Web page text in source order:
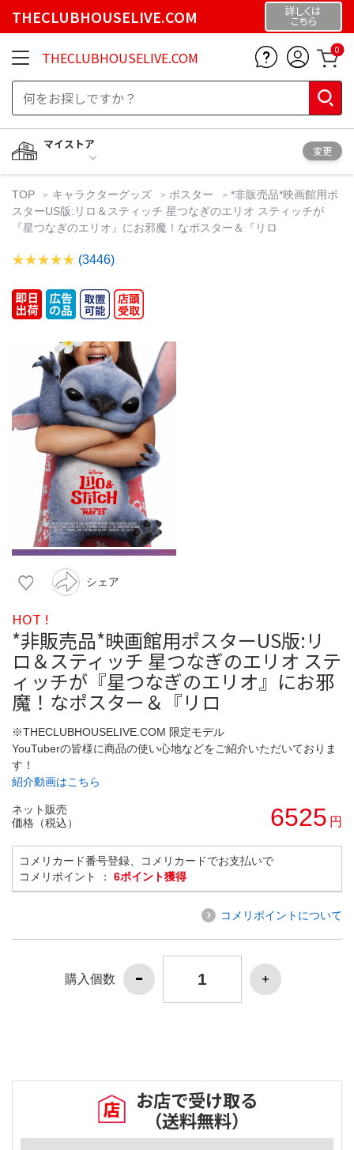
THECLUBHOUSELIVE.COM 詳しくは
こちら
THECLUBHOUSELIVE.COM 0
マイストア
変更
TOP キャラクターグッズ ポスター
*非販売品*映画館用ポ
スターUS版:リロ＆スティッチ 星つなぎのエリオ スティッチが
『星つなぎのエリオ』にお邪魔！なポスター＆『リロ
(3446)
シェア
HOT !
*非販売品*映画館用ポスターUS版:リ
ロ＆スティッチ 星つなぎのエリオ ステ
ィッチが『星つなぎのエリオ』にお邪
魔！なポスター＆『リロ
※THECLUBHOUSELIVE.COM 限定モデル
YouTuberの皆様に商品の使い心地などをご紹介いただいておりま
す！
紹介動画はこちら
ネット販売
価格（税込）
6525 円
コメリカード番号登録、コメリカードでお支払いで
コメリポイント ： 6ポイント獲得
コメリポイントについて
購入個数
お店で受け取る
（送料無料）